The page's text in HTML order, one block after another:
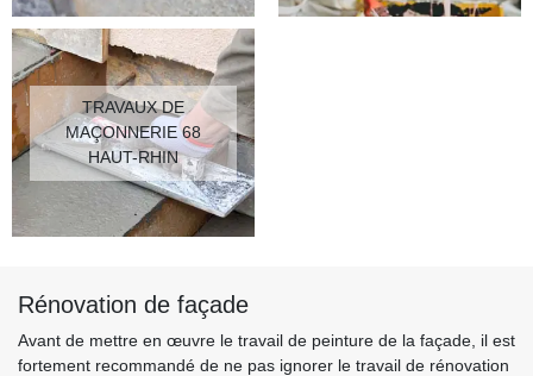
TRAVAUX DE
MAÇONNERIE 68
HAUT-RHIN
Rénovation de façade
Avant de mettre en œuvre le travail de peinture de la façade, il est
fortement recommandé de ne pas ignorer le travail de rénovation